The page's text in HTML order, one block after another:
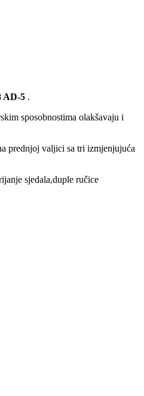
AD-5 .
sposobnostima olakšavaju i
prednjoj valjici sa tri izmjenjujuća
sjedala,duple ručice